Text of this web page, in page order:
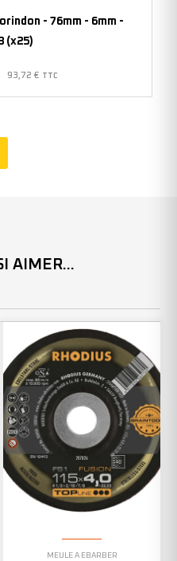
- 76mm - 6mm -
(x25)
93,72 € TTC
AIMER...
MEULE À ÉBARBER